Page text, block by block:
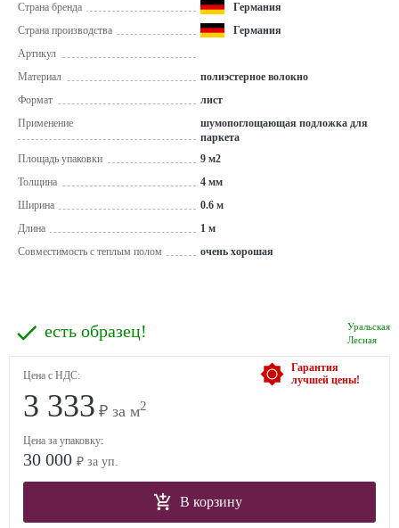
Страна бренда
Германия
Страна производства
Германия
Артикул
Материал
полиэстерное волокно
Формат
лист
Применение
шумопоглощающая подложка для
паркета
Площадь упаковки
9 м2
Толщина
4 мм
Ширина
0.6 м
Длина
1 м
Совместимость с теплым полом
очень хорошая
Уральская
Лесная
есть образец!
Гарантия
лучшей цены!
Цена с НДС:
3 333 ₽ за м2
Цена за упаковку:
30 000 ₽ за уп.
В корзину